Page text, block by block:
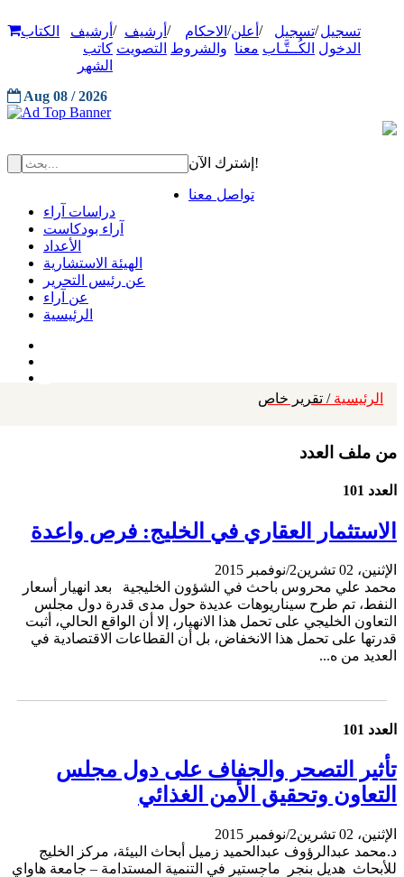
تسجيل
الدخول
/تسجيل
الكُــتَّـاب
/ أعلن
معنا
/ الاحكام
والشروط
/ أرشيف
التصويت
/ أرشيف
كاتب
الشهر
الكتاب
Aug 08 / 2026
إشترك الآن!
تواصل معنا
دراسات آراء
آراء بودكاست
الأعداد
الهيئة الاستشارية
عن رئيس التحرير
عن آراء
الرئيسية
الرئيسية / تقرير خاص
من ملف العدد
العدد 101
الاستثمار العقاري في الخليج: فرص واعدة
الإثنين، 02 تشرين2/نوفمبر 2015
محمد علي محروس باحث في الشؤون الخليجية بعد انهيار أسعار
النفط، تم طرح سيناريوهات عديدة حول مدى قدرة دول مجلس
التعاون الخليجي على تحمل هذا الانهيار، إلا أن الواقع الحالي، أثبت
قدرتها على تحمل هذا الانخفاض، بل أن القطاعات الاقتصادية في
العديد من ه...
العدد 101
تأثير التصحر والجفاف على دول مجلس
التعاون وتحقيق الأمن الغذائي
الإثنين، 02 تشرين2/نوفمبر 2015
د.محمد عبدالرؤوف عبدالحميد زميل أبحاث البيئة، مركز الخليج
للأبحاث هديل بنجر ماجستير في التنمية المستدامة – جامعة هاواي